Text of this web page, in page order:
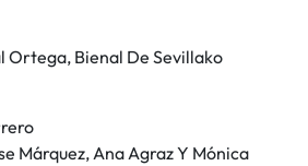
Ortega, Bienal De Sevillako
Márquez, Ana Agraz Y Mónica